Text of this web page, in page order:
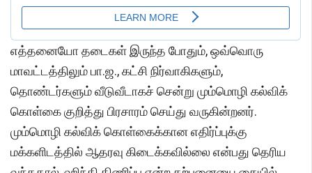
எத்தனையோ தடைகள் இருந்த போதும், ஒவ்வொரு
மாவட்டத்திலும் பா.ஜ., கட்சி நிர்வாகிகளும்,
தொண்டர்களும் வீடுவீடாகச் சென்று மும்மொழி கல்விக்
கொள்கை குறித்து பிரசாரம் செய்து வருகின்றனர்.
மும்மொழி கல்விக் கொள்கைக்கான எதிர்ப்புக்கு
மக்களிடத்தில் ஆதரவு கிடைக்கவில்லை என்பது தெரிய